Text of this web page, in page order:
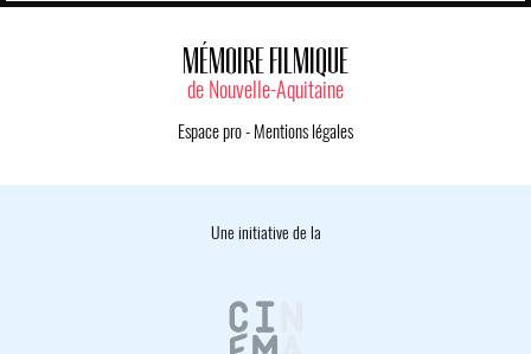
MÉMOIRE FILMIQUE
de Nouvelle-Aquitaine
Espace pro- Mentions légales
Une initiative de la